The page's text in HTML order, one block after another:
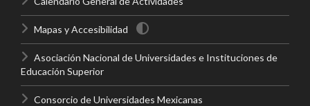
Mapas y Accesibilidad
Asociación Nacional de Universidades e Instituciones de
Educación Superior
Consorcio de Universidades Mexicanas